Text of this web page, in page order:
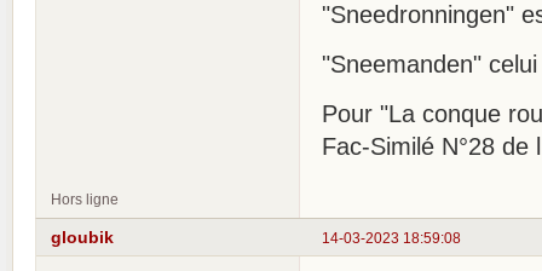
"Sneedronningen"
"Sneemanden"
Pour "La conque
Fac-Similé N°28 de
Hors ligne
14-03-2023 18:59:08
gloubik